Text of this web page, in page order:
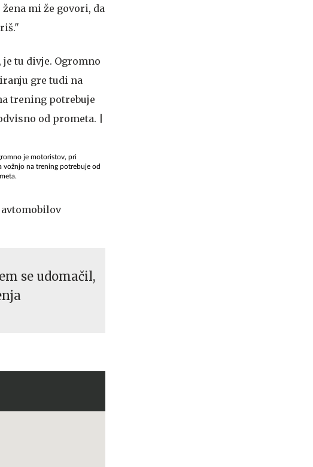
žena mi že govori, da
je motoristov, pri
vožnjo na trening potrebuje od
se udomačil,